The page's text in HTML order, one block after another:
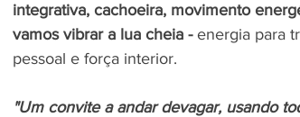
integrativa, cachoeira, movimento
vamos vibrar a lua cheia - energia para
pessoal e força interior.
"Um convite a andar devagar, usando